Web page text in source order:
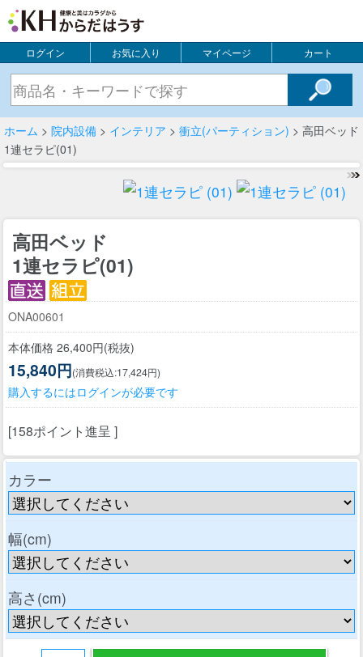
ログイン お気に入り マイページ カート
ホーム > 院内設備 > インテリア > 衝立(パーティション) > 高田ベッド
1連セラピ(01)
高田ベッド
1連セラピ(01)
ONA00601
本体価格 26,400円(税抜)
15,840円(消費税込:17,424円)
購入するにはログインが必要です
[158ポイント進呈 ]
カラー
幅(cm)
高さ(cm)